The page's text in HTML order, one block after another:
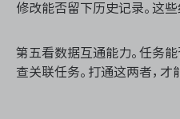
修改能否留下历史记录。这
第五看数据互通能力。任务
查关联任务。打通这两者，才